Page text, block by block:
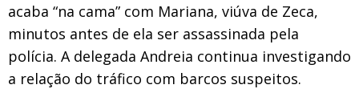
acaba “na cama” com Mariana, viúva de Zeca,
minutos antes de ela ser assassinada pela
polícia. A delegada Andreia continua investigando
a relação do tráfico com barcos suspeitos.